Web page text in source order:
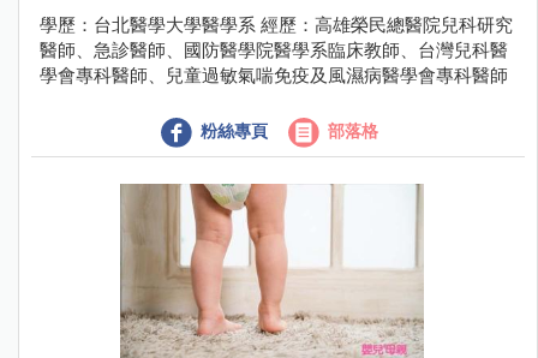
學歷：台北醫學大學醫學系 經歷：高雄榮民總醫院兒科研究
醫師、急診醫師、國防醫學院醫學系臨床教師、台灣兒科醫
學會專科醫師、兒童過敏氣喘免疫及風濕病醫學會專科醫師
粉絲專頁 部落格